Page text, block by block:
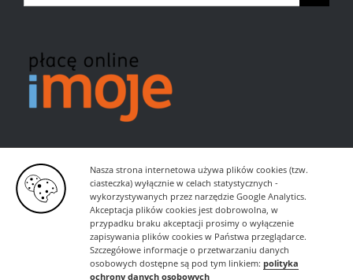
Nasza strona internetowa używa plików cookies (tzw.
ciasteczka) wyłącznie w celach statystycznych -
wykorzystywanych przez narzędzie Google Analytics.
Akceptacja plików cookies jest dobrowolna, w
przypadku braku akceptacji prosimy o wyłączenie
zapisywania plików cookies w Państwa przeglądarce.
Szczegółowe informacje o przetwarzaniu danych
osobowych dostępne są pod tym linkiem: polityka
ochrony danych osobowych